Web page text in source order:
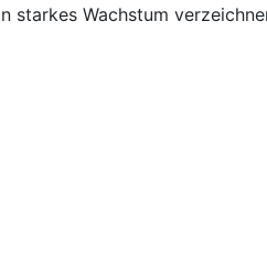
starkes Wachstum